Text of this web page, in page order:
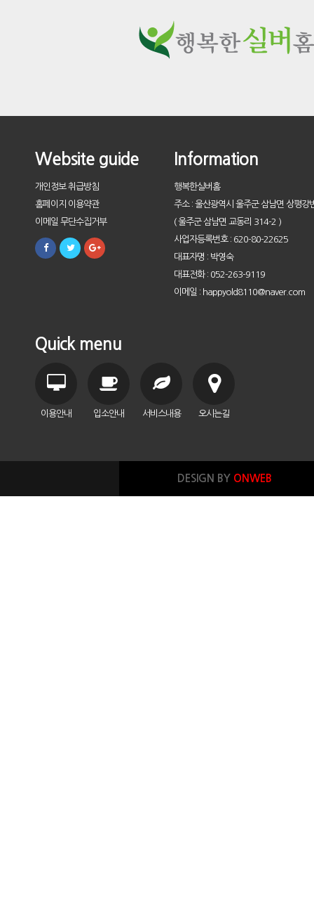
Website guide
개인정보 취급방침
홈페이지 이용약관
이메일 무단수집거부
Information
행복한실버홈
주소 : 울산광역시 울주군 삼남면 상평강
( 울주군 삼남면 교동리 314-2 )
사업자등록번호 : 620-80-22625
대표자명 : 박영숙
대표전화 : 052-263-9119
이메일 : happyold8110@naver.com
Quick menu
이용안내 입소안내 서비스내용 오시는길
DESIGN BY ONWEB